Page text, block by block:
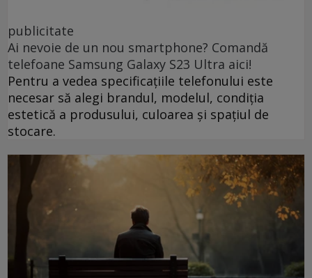
publicitate
Ai nevoie de un nou smartphone? Comandă
telefoane Samsung Galaxy S23 Ultra aici!
Pentru a vedea specificațiile telefonului este
necesar să alegi brandul, modelul, condiția
estetică a produsului, culoarea și spațiul de
stocare.